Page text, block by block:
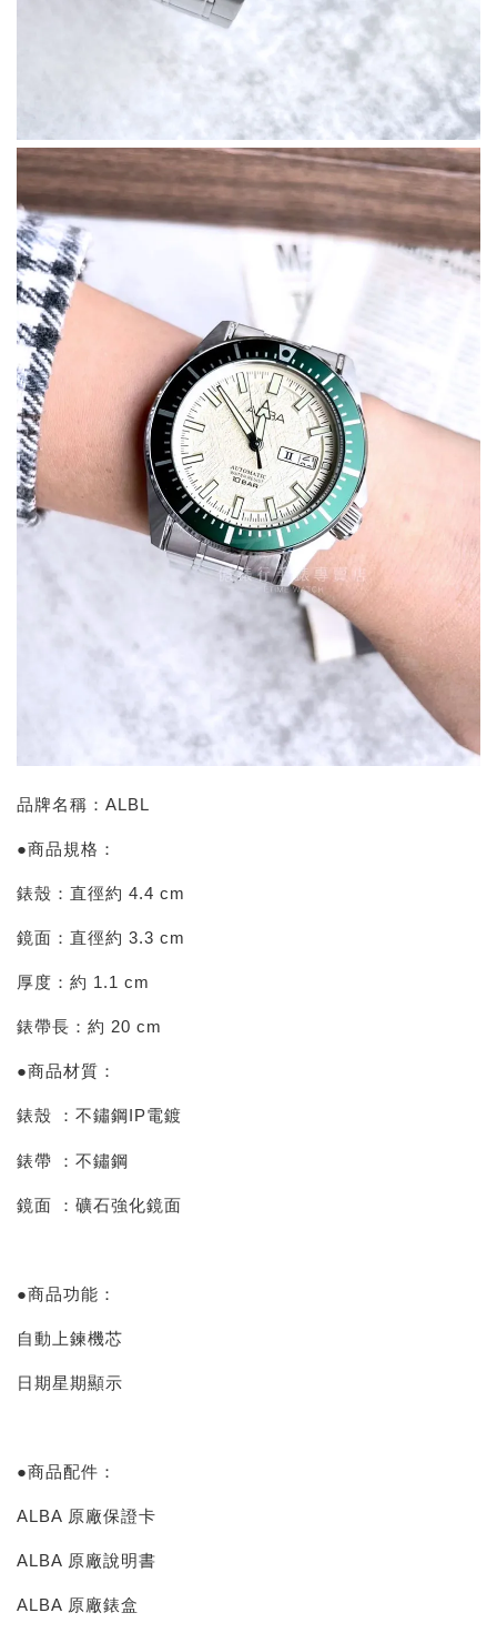
品牌名稱：ALBL
●商品規格：
錶殼：直徑約 4.4 cm
鏡面：直徑約 3.3 cm
厚度：約 1.1 cm
錶帶長：約 20 cm
●商品材質：
錶殼 ：不鏽鋼IP電鍍
錶帶 ： 不鏽鋼
鏡面 ：礦石強化鏡面
●商品功能：
自動上鍊機芯
日期星期顯示
●商品配件：
ALBA 原廠保證卡
ALBA 原廠說明書
ALBA 原廠錶盒